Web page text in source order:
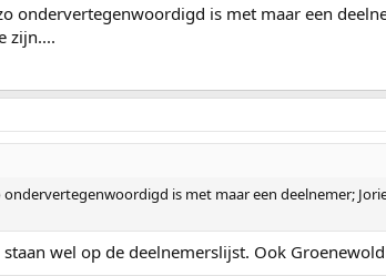
ondervertegenwoordigd is met maar een
zijn....
ondervertegenwoordigd is met maar een deelnemer;
wel op de deelnemerslijst. Ook